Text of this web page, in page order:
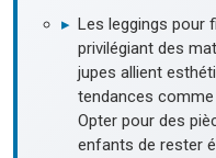
▸ Les leggings pour
privilégiant des
jupes allient
tendances
Opter pour des
enfants de rester